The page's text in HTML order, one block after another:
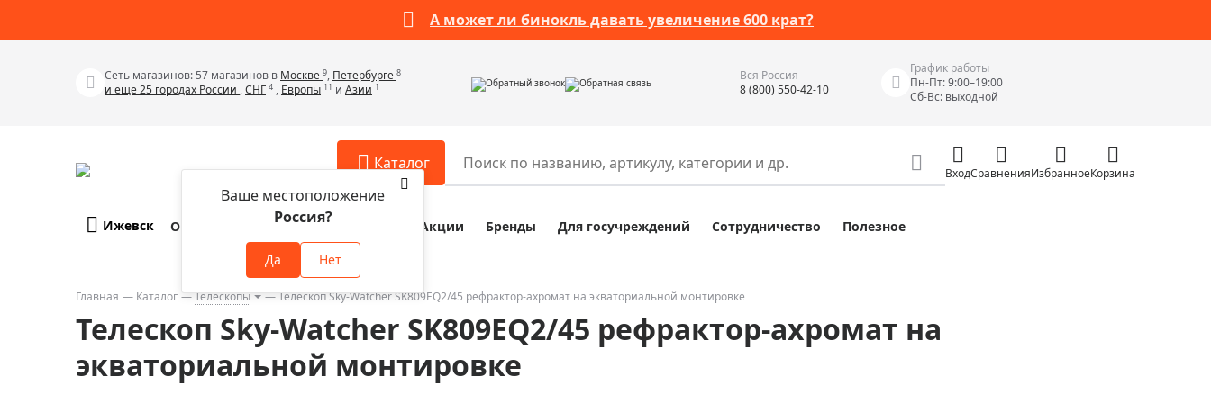
А может ли бинокль давать увеличение 600 крат?
Сеть магазинов: 57 магазинов в Москве 9, Петербурге 8
и еще 25 городах России ,СНГ 4 , Европы 11 и Азии 1 Обратный звонок Обратная связь
Вся Россия
8 (800) 550-42-10
График работы
Пн-Пт: 9:00–19:00
Сб-Вс: выходной
Каталог
Телескопы
Бинокли
Зрительные трубы
Лупы
Аксессуары для микроскопов
Аксессуары для зрительных труб
Аксессуары для луп
Разное
Компасы
Наборы исследователя Bresser Junior
Наборы для химических опытов
Измерительные инструменты
Цифровые уровни и угломеры
ВходСравненияИзбранноеКорзина
Ижевск
Ваше местоположение
Россия?
Да Нет
О компании Оплата и доставка Акции Бренды Для госучреждений Сотрудничество Полезное
Главная Каталог Телескопы Телескоп Sky-Watcher SK809EQ2/45 рефрактор-ахромат на экваториальной монтировке
Телескоп Sky-Watcher SK809EQ2/45 рефрактор-ахромат на
экваториальной монтировке